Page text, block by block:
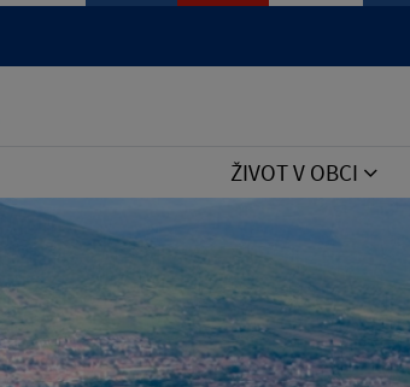
ŽIVOT V OBCI